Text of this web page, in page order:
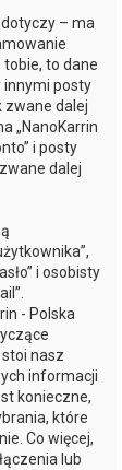
– ma
to dane
innymi posty
zwane dalej
„NanoKarrin
i posty
dalej
i osobisty
- Polska
nasz
informacji
konieczne,
które
Co więcej,
lub